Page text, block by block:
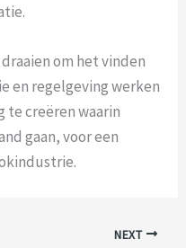
om het vinden
en regelgeving werken
te creëren waarin
gaan, voor een
NEXT